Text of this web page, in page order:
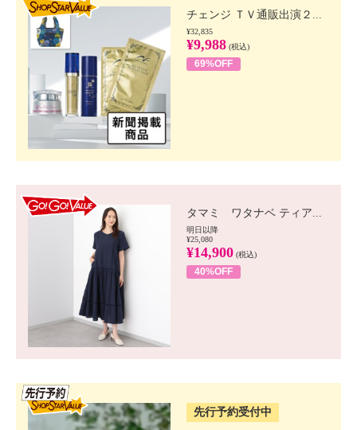
チェンジ ＴＶ通販出演２...
¥32,835
¥9,988 (税込)
69%OFF
タマミ ワタナベ ティア...
明日以降
¥25,080
¥14,900 (税込)
40%OFF
先行予約受付中